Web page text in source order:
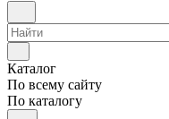
Каталог
По всему сайту
По каталогу